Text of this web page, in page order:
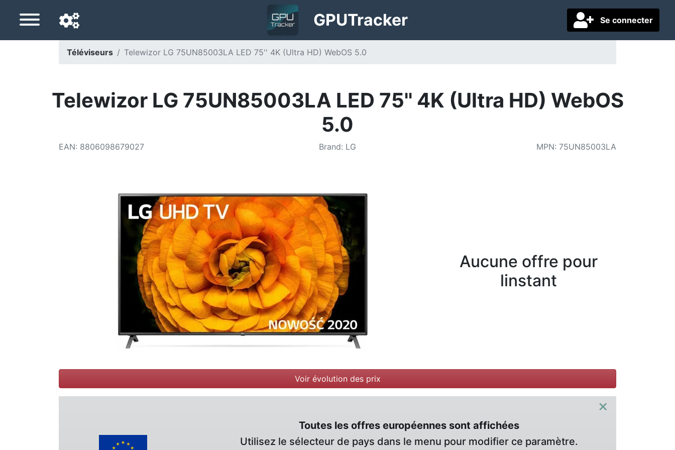
Se connecter
GPUTracker
Pays de livraison
Téléviseurs Telewizor LG 75UN85003LA LED 75'' 4K (Ultra HD) WebOS 5.0
Telewizor LG 75UN85003LA LED 75'' 4K (Ultra HD) WebOS
5.0
EAN: 8806098679027 Brand: LG MPN: 75UN85003LA
Aucune offre pour
linstant
Voir évolution des prix
×
Toutes les offres européennes sont affichées
Utilisez le sélecteur de pays dans le menu pour modifier ce paramètre.